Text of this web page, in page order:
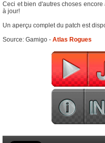
Ceci et bien d'autres choses
à jour!
Un aperçu complet du patch est
Source: Gamigo - Atlas Rogues